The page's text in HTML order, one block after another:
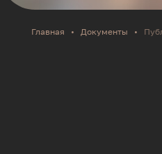
Главная • Документы •